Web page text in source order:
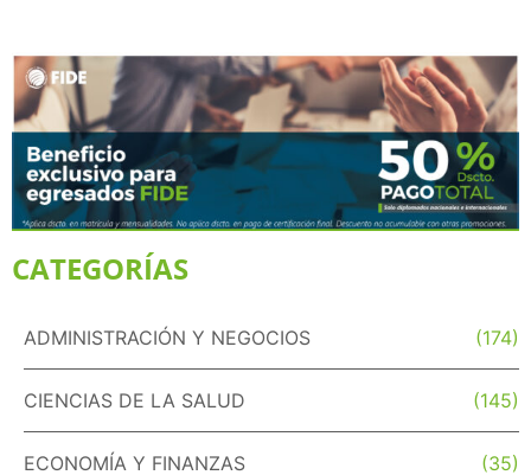
CATEGORÍAS
ADMINISTRACIÓN Y NEGOCIOS (174)
CIENCIAS DE LA SALUD (145)
ECONOMÍA Y FINANZAS (35)